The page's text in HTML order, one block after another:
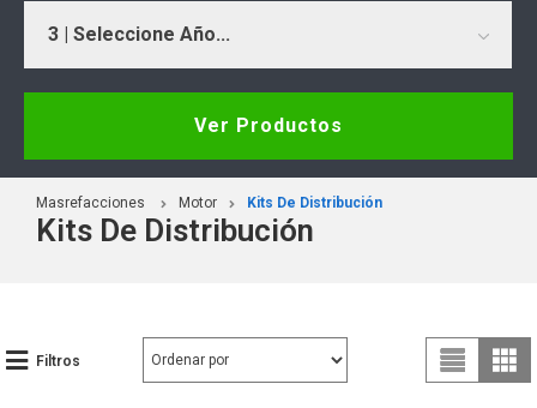
3 | Seleccione Año...
Ver Productos
Masrefacciones Motor Kits De Distribución
Kits De Distribución
Filtros